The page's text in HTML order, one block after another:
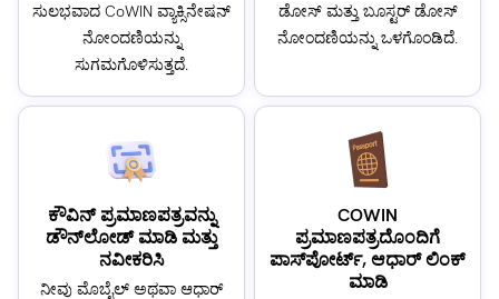
ಸುಲಭವಾದ CoWIN ವ್ಯಾಕ್ಸಿನೇಷನ್
ನೋಂದಣಿಯನ್ನು
ಸುಗಮಗೊಳಿಸುತ್ತದೆ.
ಡೋಸ್ ಮತ್ತು ಬೂಸ್ಟರ್ ಡೋಸ್
ನೋಂದಣಿಯನ್ನು ಒಳಗೊಂಡಿದೆ.
ಕೌವಿನ್ ಪ್ರಮಾಣಪತ್ರವನ್ನು
ಡೌನ್‌ಲೋಡ್ ಮಾಡಿ ಮತ್ತು
ನವೀಕರಿಸಿ
ನೀವು ಮೊಬೈಲ್ ಅಥವಾ ಆಧಾರ್
COWIN
ಪ್ರಮಾಣಪತ್ರದೊಂದಿಗೆ
ಪಾಸ್‌ಪೋರ್ಟ್, ಆಧಾರ್ ಲಿಂಕ್
ಮಾಡಿ